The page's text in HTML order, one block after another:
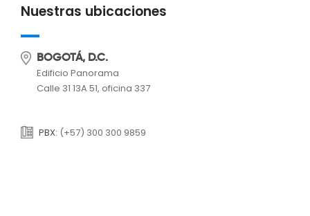
Nuestras ubicaciones
BOGOTÁ, D.C.
Edificio Panorama
Calle 31 13A 51, oficina 337
PBX: (+57) 300 300 9859